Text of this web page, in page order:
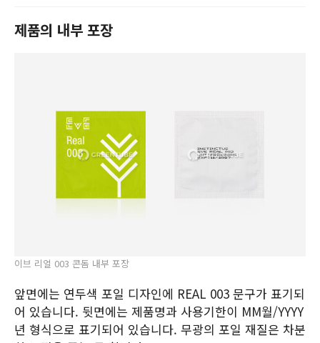
제품의 내부 포장
이브 리얼 003 콘돔 내부 포장
앞면에는 연두색 포일 디자인에 REAL 003 문구가 표기되
어 있습니다. 뒷면에는 제품명과 사용기한이 MM월/YYYY
년 형식으로 표기되어 있습니다. 무광의 포일 재질은 차분